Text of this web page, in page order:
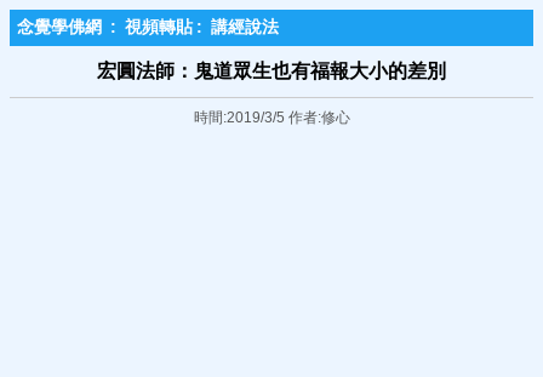
念覺學佛網 : 視頻轉貼 : 講經說法
宏圓法師：鬼道眾生也有福報大小的差別
時間:2019/3/5 作者:修心